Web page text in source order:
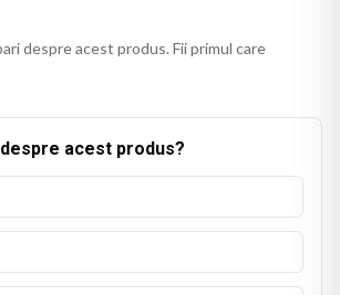
despre acest produs. Fii primul care
acest produs?